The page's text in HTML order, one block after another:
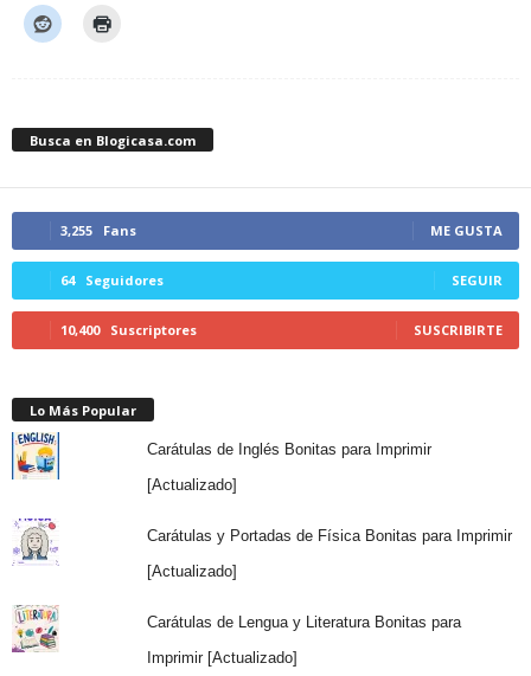
Busca en Blogicasa.com
3,255 Fans ME GUSTA
64 Seguidores SEGUIR
10,400 Suscriptores SUSCRIBIRTE
Lo Más Popular
Carátulas de Inglés Bonitas para Imprimir
[Actualizado]
Carátulas y Portadas de Física Bonitas para Imprimir
[Actualizado]
Carátulas de Lengua y Literatura Bonitas para
Imprimir [Actualizado]